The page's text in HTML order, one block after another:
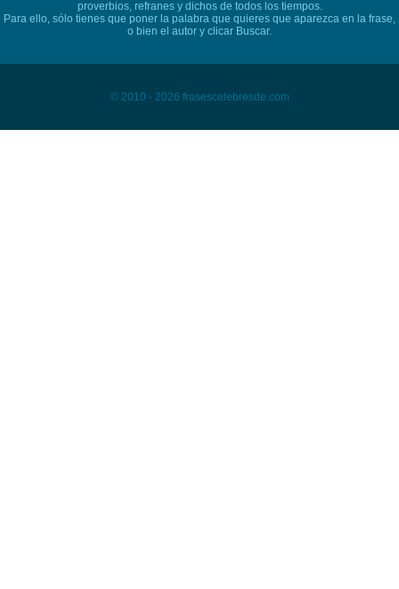
proverbios, refranes y dichos de todos los tiempos.
Para ello, sólo tienes que poner la palabra que quieres que aparezca en la frase,
o bien el autor y clicar Buscar.
© 2010 - 2026 frasescelebresde.com